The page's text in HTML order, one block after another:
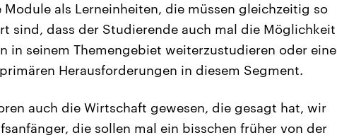
als Lerneinheiten, die müssen gleichzeitig so
sind, dass der Studierende auch mal die Möglichkeit
in seinem Themengebiet weiterzustudieren oder eine
Herausforderungen in diesem Segment.
auch die Wirtschaft gewesen, die gesagt hat, wir
die sollen mal ein bisschen früher von der